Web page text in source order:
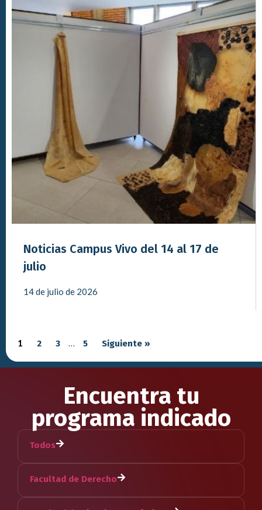
Noticias Campus Vivo del 14 al 17 de
julio
14 de julio de 2026
1 2 3 … 5 Siguiente »
Encuentra tu
programa indicado
Todos
Facultad de Derecho